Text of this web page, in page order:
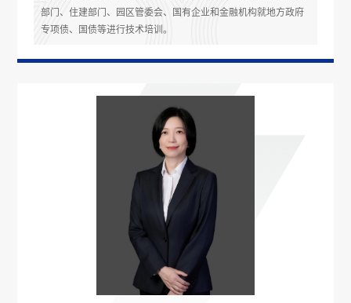
部门、住建部门、园区管委会、国有企业和金融机构就地方政府
专项债、国债等进行技术培训。